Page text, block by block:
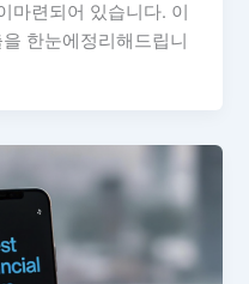
마련되어 있습니다. 이
한눈에정리해드립니